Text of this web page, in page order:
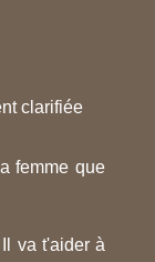
clarifiée
femme que
va t'aider à